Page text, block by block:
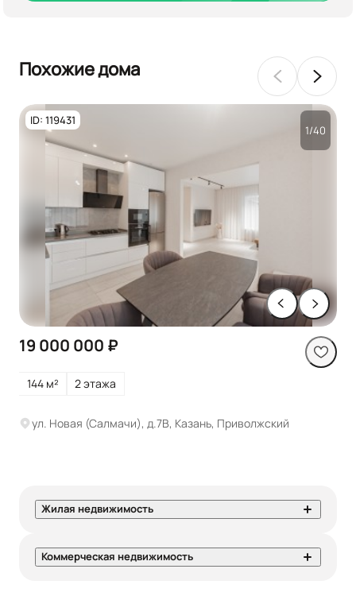
Похожие дома
ID: 119431
1/40
19 000 000 ₽
144 м² 2 этажа
ул. Новая (Салмачи), д.7В, Казань, Приволжский
Жилая недвижимость
Коммерческая недвижимость